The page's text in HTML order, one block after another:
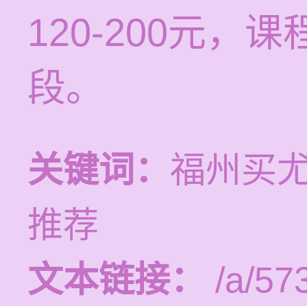
120-200元，课
段。
关键词： 福州买
推荐
文本链接：
/a/